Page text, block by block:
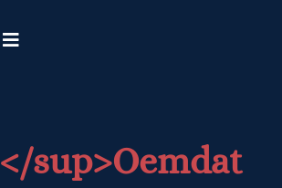
sup>Oemdat